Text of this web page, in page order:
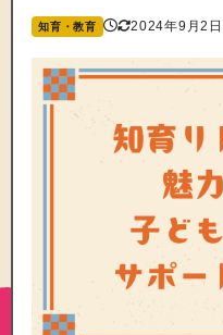
知育・教育 2024年9月2日